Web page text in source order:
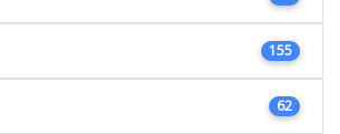
155
62